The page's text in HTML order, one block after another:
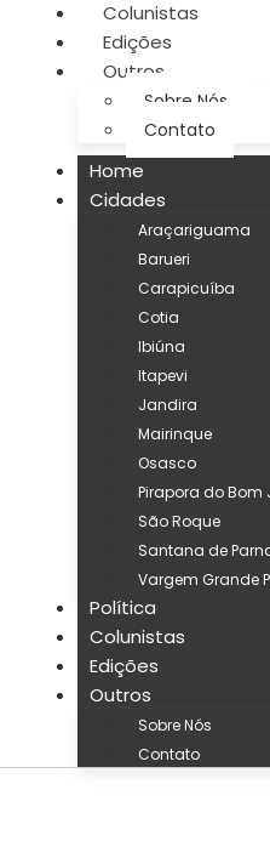
Colunistas
Edições
Outros
Sobre Nós
Contato
Home
Cidades
Araçariguama
Barueri
Carapicuíba
Cotia
Ibiúna
Itapevi
Jandira
Mairinque
Osasco
Pirapora do Bom
São Roque
Santana de
Vargem Grande
Política
Colunistas
Edições
Outros
Sobre Nós
Contato